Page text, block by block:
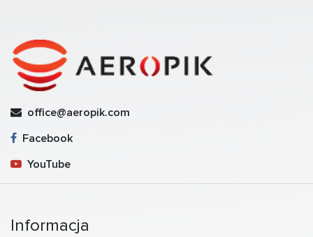
office@aeropik.com
Facebook
YouTube
Informacja